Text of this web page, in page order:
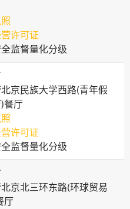
许可证
监督量化分级
京民族大学西路(青年假
餐厅
许可证
监督量化分级
京北三环东路(环球贸易
厅